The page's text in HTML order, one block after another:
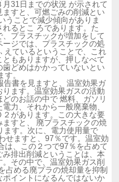
31日までの状況 が示されて
すと、可燃ごみの削減とい
うことで減少傾向がありま
るとこ ろであります。た
プラスチックが増加をして
ジでは、プラスチックの処
えているということで、これ
もありますが、押しなべて
どめはかかっていないとい
す。
告書を見ますと、温室効果ガ
ます。温室効果ガスの活動
のお話の中で 燃料、ガソリ
力、それから一般廃棄物、
があります。この大きな要
すと、 廃プラスチックの焼
ます。次に、電力使用量で
せますと、97％です。温室効
は、この２つで97％を占めて
排出削減ということは、本
その中で、温室効果ガス削
占める廃プラの焼却量を抑制
イントになるんではないか